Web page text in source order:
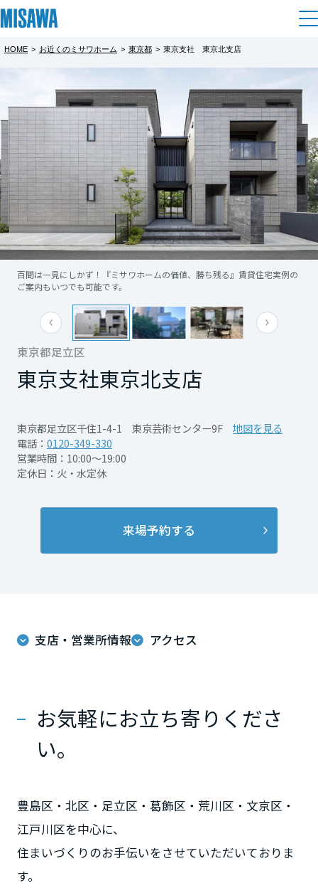
住まい
建てる [注文住宅]
商品ラインアップ
デザイン
テクノロジー（住まいの性能）
建築事例・建築実例
デザイナーズギャラリー
インテリア
住まいづくりガイド
買う
分譲住宅（建売・土地）検索
中古住宅検索
多彩な動画やこだわりが詰まった建築実例、注目の最新情報など、住
まいづくりを楽しく学べるデジタルラウンジです。
ホームラウンジ 新築・戸建て
土地活用
個人のお客さま
賃貸住宅
賃貸併用住宅
店舗・各種施設
土地活用モデルルーム見学
土地活用実例
法人のお客さま
企業不動産活用（CRE）戦略
社宅建築
医療・介護・子育て・障がい福祉施設
リフォーム
戸建て・マンション
ミサワリフォームとは
リフォームの流れ
リフォームメニュー
リフォーム事例
事業用
事業用リノベーション
ホテル・旅館リフォーム
リフォーム営業所
ホームラウンジ リフォーム
まちづくり
複合開発・投資開発
複合開発事業（ASMACI-アスマチ-）
再開発・官民連携事業
分譲マンション開発事業
収益不動産・投資開発事業
建築再生事業
事業用売買
分譲用地
すべてのフィールドに新しい価値をデザインし、持続可能な未来志向
のまちづくりを実現していきます。
オーナーサポート
サポートメニュー
住まいるりんぐ（ロングサポート）
保証制度
ミサワリフォーム
ご相談窓口
ームを結ぶコミュニケーションサイト。お得・便利・安心なコンテン
IR情報
企業・IR
ニュース
MISAWAについて
ミサワホームグループ
環境活動
新卒者採用
障がい者採用
ウエルネス事業
海外事業
展示 場・イベント情報
住まいのご相談
HOME > お近くのミサワホーム > 東京都 > 東京支社 東京北支店
東京都足立区
東京支社東京北支店
東京都足立区千住1-4-1 東京芸術センター9F
地図を見る
電話： 0120-349-330
営業時間：10:00～19:00
定休日：火・水定休
来場予約する
百聞は一見にしかず！『ミサワホームの価値、勝ち残る』賃貸住宅実例の
ご案内もいつでも可能です。
支店・営業所情報 アクセス
お気軽にお立ち寄りくださ
い。
豊島区・北区・足立区・葛飾区・荒川区・文京区・
江戸川区を中心に、
住まいづくりのお手伝いをさせていただいておりま
す。
都道府県を選択
北海道
北海道
東北
青森県
宮城県
山形県
群馬県
千葉県
東京都